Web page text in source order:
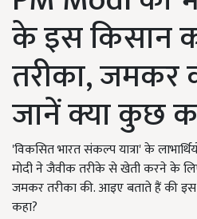
के इस किसान
तरीका, जमकर
जानें क्या कुछ
'विकसित भारत संकल्प यात्रा' के
मोदी ने जैवीक तरीके से खेती करने के
जमकर तरीका की. आइए बताते हैं की इस
कहा?